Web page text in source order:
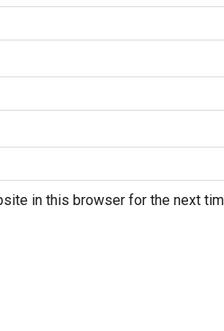
in this browser for the next